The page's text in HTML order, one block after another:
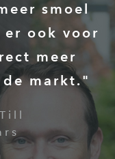
smoel
ook voor
meer
markt."